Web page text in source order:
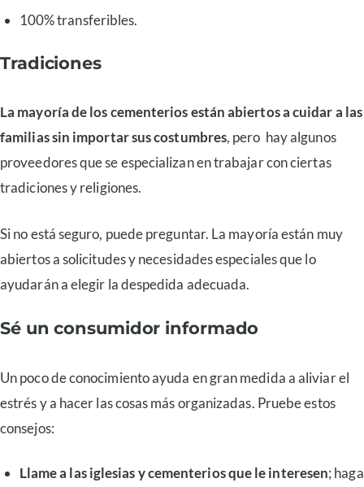
100% transferibles.
Tradiciones
La mayoría de los cementerios están abiertos a cuidar a las
familias sin importar sus costumbres, pero hay algunos
proveedores que se especializan en trabajar con ciertas
tradiciones y religiones.
Si no está seguro, puede preguntar. La mayoría están muy
abiertos a solicitudes y necesidades especiales que lo
ayudarán a elegir la despedida adecuada.
Sé un consumidor informado
Un poco de conocimiento ayuda en gran medida a aliviar el
estrés y a hacer las cosas más organizadas. Pruebe estos
consejos:
Llame a las iglesias y cementerios que le interesen; haga